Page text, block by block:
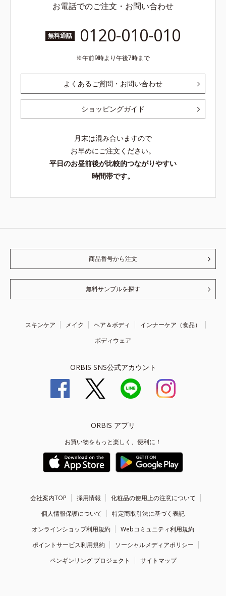
お電話でのご注文・お問い合わせ
無料通話 0120-010-010
午前9時より午後7時まで
よくあるご質問・お問い合わせ
ショッピングガイド
月末は混み合いますので
お早めにご注文ください。
平日のお昼前後が比較的つながりやすい
時間帯です。
商品番号から注文
無料サンプルを探す
スキンケア メイク ヘア＆ボディ
インナーケア（食品）
ボディウェア
ORBIS SNS公式アカウント
ORBIS アプリ
お買い物をもっと楽しく、便利に！
会社案内TOP 採用情報
化粧品の使用上の注意について
個人情報保護について
特定商取引法に基づく表記
オンラインショップ利用規約
Webコミュニティ利用規約
ポイントサービス利用規約
ソーシャルメディアポリシー
ペンギンリング プロジェクト
サイトマップ